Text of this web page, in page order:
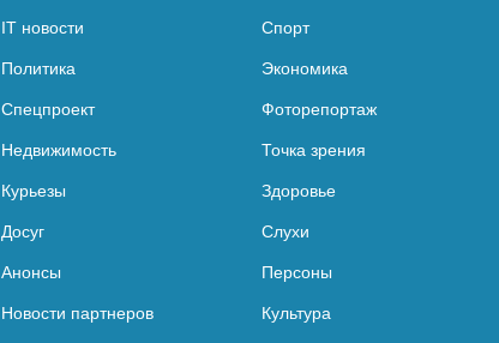
IT новости Спорт
Политика Экономика
Спецпроект Фоторепортаж
Недвижимость Точка зрения
Курьезы Здоровье
Досуг Слухи
Анонсы Персоны
Новости партнеров Культура